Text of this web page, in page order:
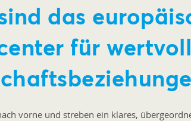
das
für
vorne und streben ein klares,